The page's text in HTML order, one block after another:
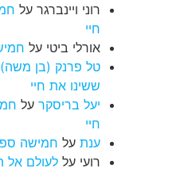
רוני ויינברגר על
חיי
אורלי ביטי על
טל פרנק (בן משה)
ששינו את חיי
יעל בריסקר על
חיי
ענת על חמישה
רועי על לעולם אל